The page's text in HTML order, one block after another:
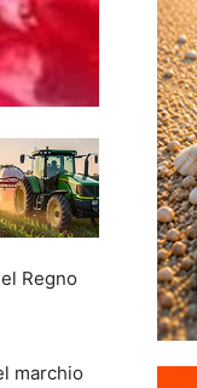
Regno
marchio